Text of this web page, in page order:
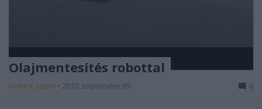
Olajmentesítés robottal
richard_szabo • 2010. szeptember 09. 0